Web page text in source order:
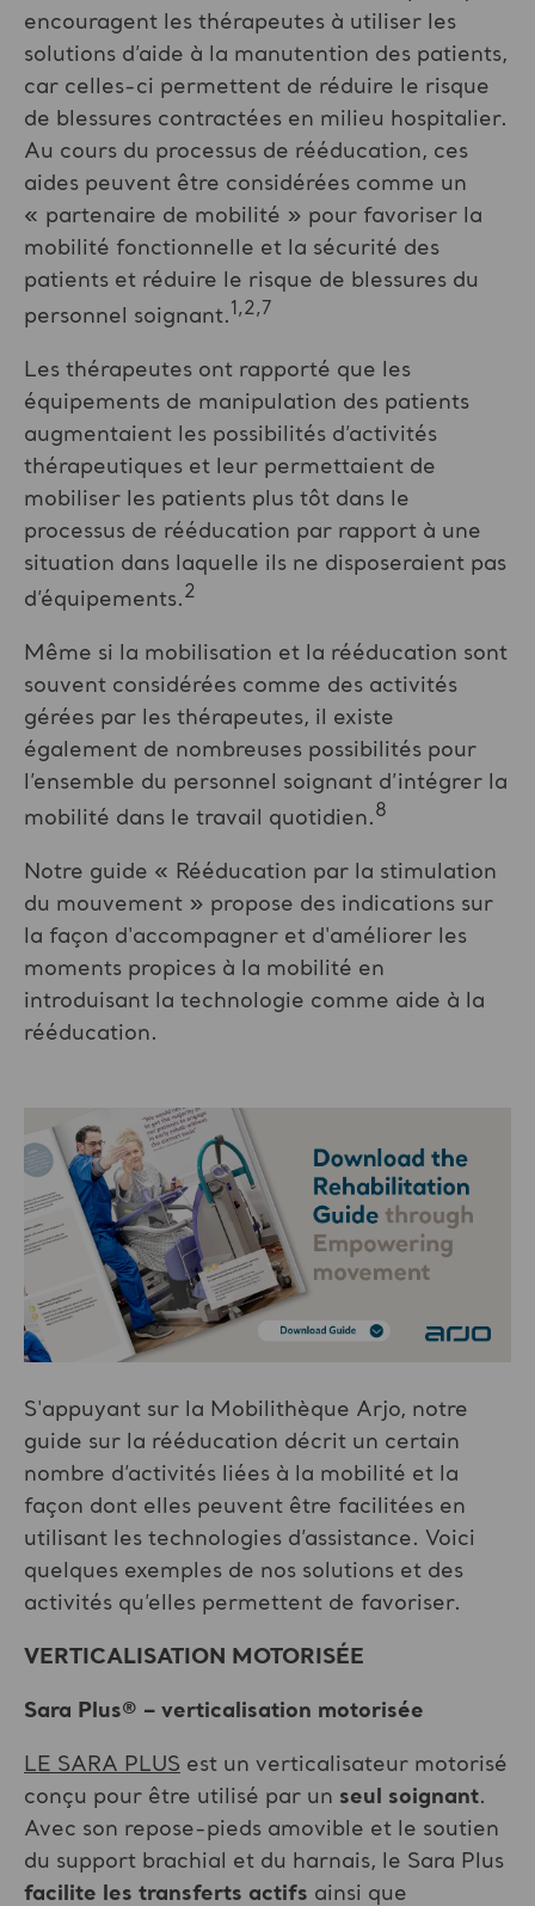
encouragent les thérapeutes à utiliser les
solutions d’aide à la manutention des patients,
car celles-ci permettent de réduire le risque
de blessures contractées en milieu hospitalier.
Au cours du processus de rééducation, ces
aides peuvent être considérées comme un
« partenaire de mobilité » pour favoriser la
mobilité fonctionnelle et la sécurité des
patients et réduire le risque de blessures du
personnel soignant. 1,2,7
Les thérapeutes ont rapporté que les
équipements de manipulation des patients
augmentaient les possibilités d’activités
thérapeutiques et leur permettaient de
mobiliser les patients plus tôt dans le
processus de rééducation par rapport à une
situation dans laquelle ils ne disposeraient pas
d’équipements. 2
Même si la mobilisation et la rééducation sont
souvent considérées comme des activités
gérées par les thérapeutes, il existe
également de nombreuses possibilités pour
l’ensemble du personnel soignant d’intégrer la
mobilité dans le travail quotidien. 8
Notre guide « Rééducation par la stimulation
du mouvement » propose des indications sur
la façon d'accompagner et d'améliorer les
moments propices à la mobilité en
introduisant la technologie comme aide à la
rééducation.
S'appuyant sur la Mobilithèque Arjo, notre
guide sur la rééducation décrit un certain
nombre d’activités liées à la mobilité et la
façon dont elles peuvent être facilitées en
utilisant les technologies d’assistance. Voici
quelques exemples de nos solutions et des
activités qu’elles permettent de favoriser.
VERTICALISATION MOTORISÉE
Sara Plus® – verticalisation motorisée
LE SARA PLUS est un verticalisateur motorisé
conçu pour être utilisé par un seul soignant.
Avec son repose-pieds amovible et le soutien
du support brachial et du harnais, le Sara Plus
facilite les transferts actifs ainsi que